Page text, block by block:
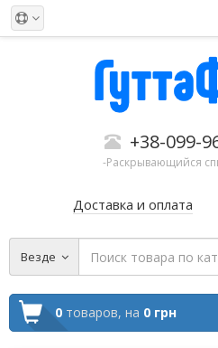
+38-099-
-Раскрывающийся
Доставка и оплата
Везде
0 товаров, на 0 грн